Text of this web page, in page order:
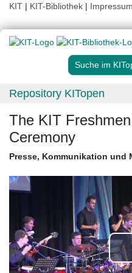
KIT | KIT-Bibliothek | Impressum
Suche im
Repository KITopen
The KIT
Ceremony
Presse, Kommunikation und